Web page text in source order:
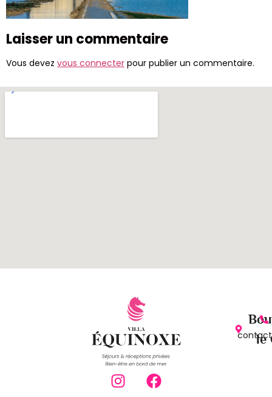
Laisser un commentaire
Vous devez vous connecter pour publier un commentaire.
le